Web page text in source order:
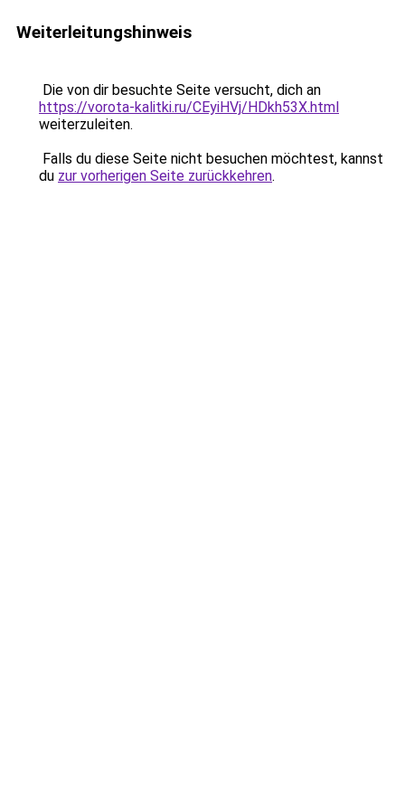
Weiterleitungshinweis
Die von dir besuchte Seite versucht, dich an
https://vorota-kalitki.ru/CEyiHVj/HDkh53X.html
weiterzuleiten.
Falls du diese Seite nicht besuchen möchtest, kannst
du zur vorherigen Seite zurückkehren.